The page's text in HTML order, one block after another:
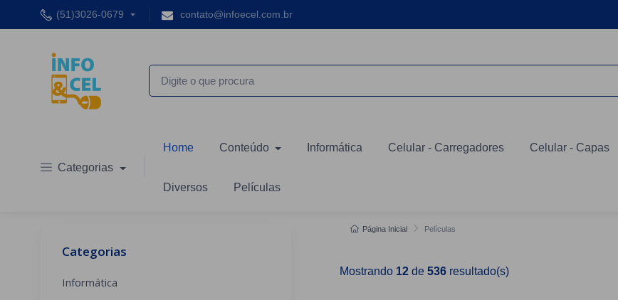
(51)3026-0679 contato@infoecel.com.br
Categorias
Home Conteúdo Informática Celular - Carregadores Celular - Capas
Diversos Películas
Categorias
Informática
Página Inicial Películas
Mostrando 12 de 536 resultado(s)